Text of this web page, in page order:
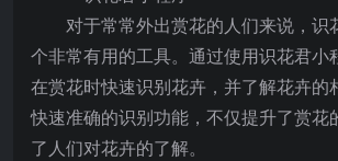
对于常常外出赏花的人们来说，识
个非常有用的工具。通过使用识花君小
在赏花时快速识别花卉，并了解花卉的
快速准确的识别功能，不仅提升了赏花
了人们对花卉的了解。